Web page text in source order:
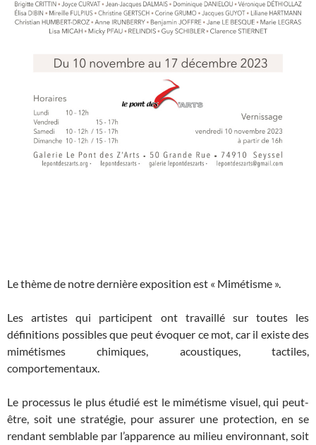
Le thème de notre dernière exposition est « Mimétisme ».
Les artistes qui participent ont travaillé sur toutes les
définitions possibles que peut évoquer ce mot, car il existe des
mimétismes chimiques, acoustiques, tactiles,
comportementaux.
Le processus le plus étudié est le mimétisme visuel, qui peut-
être, soit une stratégie, pour assurer une protection, en se
rendant semblable par l’apparence au milieu environnant, soit